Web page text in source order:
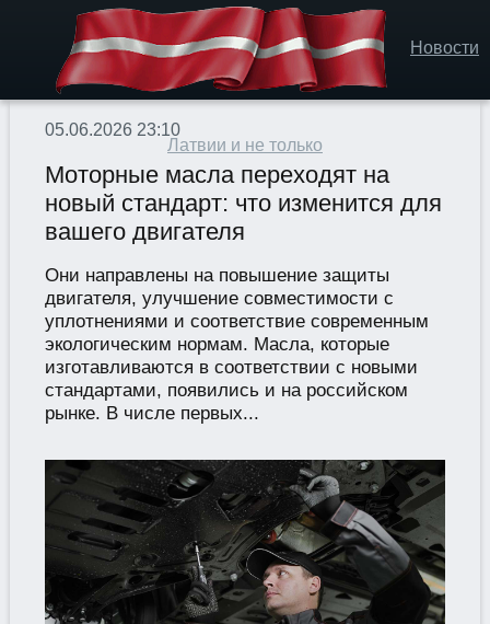
Новости
Латвии и не только
05.06.2026 23:10
Моторные масла переходят на
новый стандарт: что изменится для
вашего двигателя
Они направлены на повышение защиты
двигателя, улучшение совместимости с
уплотнениями и соответствие современным
экологическим нормам. Масла, которые
изготавливаются в соответствии с новыми
стандартами, появились и на российском
рынке. В числе первых...